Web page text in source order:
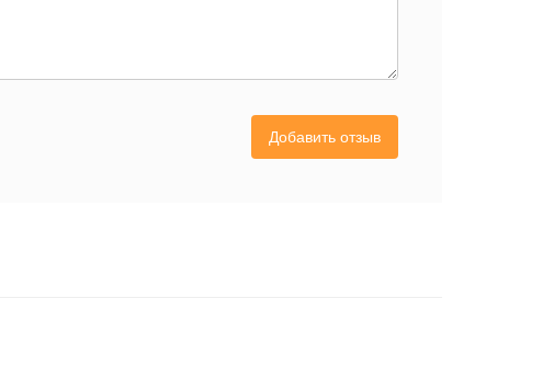
Добавить отзыв